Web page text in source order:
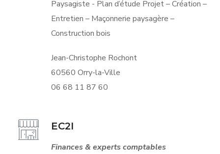
Paysagiste - Plan d’étude Projet – Création –
Entretien – Maçonnerie paysagère –
Construction bois
Jean-Christophe Rochont
60560 Orry-la-Ville
06 68 11 87 60
EC2I
Finances & experts comptables